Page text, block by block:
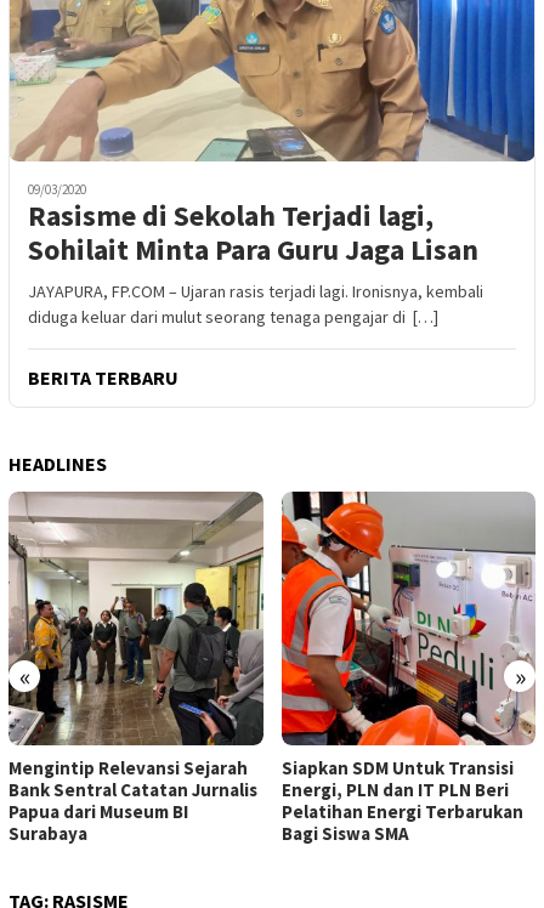
09/03/2020
Rasisme di Sekolah Terjadi lagi,
Sohilait Minta Para Guru Jaga Lisan
JAYAPURA, FP.COM – Ujaran rasis terjadi lagi. Ironisnya, kembali
diduga keluar dari mulut seorang tenaga pengajar di […]
BERITA TERBARU
HEADLINES
« »
Mengintip Relevansi Sejarah
Bank Sentral Catatan Jurnalis
Papua dari Museum BI
Surabaya
Siapkan SDM Untuk Transisi
Energi, PLN dan IT PLN Beri
Pelatihan Energi Terbarukan
Bagi Siswa SMA
TAG: RASISME